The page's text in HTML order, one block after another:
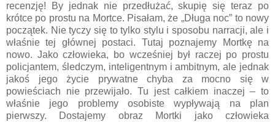
recenzję! By jednak nie przedłużać, skupię się teraz po
krótce po prostu na Mortce. Pisałam, że „Długa noc” to nowy
początek. Nie tyczy się to tylko stylu i sposobu narracji, ale i
właśnie tej głównej postaci. Tutaj poznajemy Mortkę na
nowo. Jako człowieka, bo wcześniej był raczej po prostu
policjantem, śledczym, inteligentnym i ambitnym, ale jednak
jakoś jego życie prywatne chyba za mocno się w
powieściach nie przewijało. Tu jest całkiem inaczej – to
właśnie jego problemy osobiste wypływają na plan
pierwszy. Dostajemy obraz Mortki jako człowieka